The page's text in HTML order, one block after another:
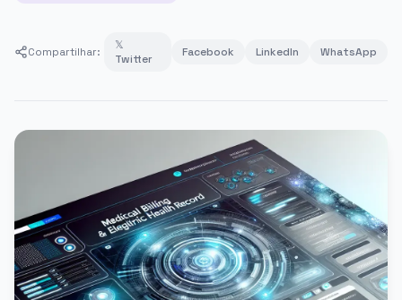
Compartilhar:
𝕏
Twitter
Facebook LinkedIn WhatsApp